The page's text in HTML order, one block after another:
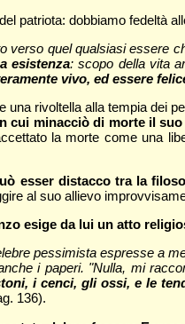
patriota: dobbiamo fedeltà
verso quel qualsiasi essere
esistenza: scopo della vita
vivo, ed essere
una rivoltella alla tempia dei
cui minacciò di morte il
la morte come una
esser distacco tra la
al suo allievo
esige da lui un atto
pessimista espresse a
i paperi. "Nulla, mi
i cenci, gli ossi, e le
136).